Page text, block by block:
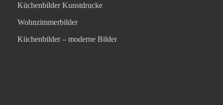
Küchenbilder Kunstdrucke
Wohnzimmerbilder
Küchenbilder – moderne Bilder